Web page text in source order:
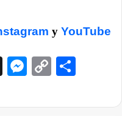
y YouTube
ThreadsCopy